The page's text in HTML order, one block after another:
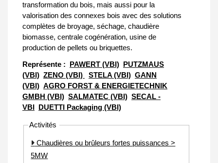
transformation du bois, mais aussi pour la
valorisation des connexes bois avec des solutions
complètes de broyage, séchage, chaudière
biomasse, centrale cogénération, usine de
production de pellets ou briquettes.
Représente : PAWERT (VBI) PUTZMAUS
(VBI) ZENO (VBI) STELA (VBI) GANN
(VBI) AGRO FORST & ENERGIETECHNIK
GMBH (VBI) SALMATEC (VBI) SECAL -
VBI DUETTI Packaging (VBI)
Activités
Chaudières ou brûleurs fortes puissances >
5MW